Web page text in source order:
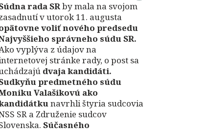
rada SRby mala na svojom
v utorok 11. augusta
voliť nového predsedu
správneho súdu SR.
vyplýva z údajov na
stránke rady, o post sa
dvaja kandidáti.
predmetného súdu
Valašikovú ako
navrhli štyria sudcovia
SR a Združenie sudcov
Súčasného